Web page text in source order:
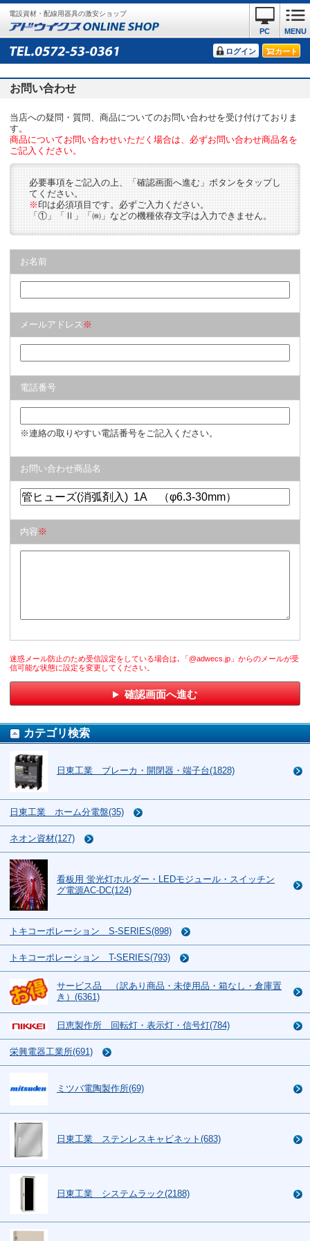
電設資材・配線用器具の激安ショップ
MENU
PC
ログイン カート
お問い合わせ
当店への疑問・質問、商品についてのお問い合わせを受け付けておりま
す。
商品についてお問い合わせいただく場合は、必ずお問い合わせ商品名を
ご記入ください。
必要事項をご記入の上、「確認画面へ進む」ボタンをタップし
てください。
※ 印は必須項目です。必ずご入力ください。
「①」「Ⅱ」「㈱」などの機種依存文字は入力できません。
お名前
メールアドレス ※
電話番号
※連絡の取りやすい電話番号をご記入ください。
お問い合わせ商品名
内容 ※
迷惑メール防止のため受信設定をしている場合は､「@adwecs.jp」からのメールが受
信可能な状態に設定を変更してください。
確認画面へ進む
カテゴリ検索
日東工業 ブレーカ・開閉器・端子台(1828)
日東工業 ホーム分電盤(35)
ネオン資材(127)
看板用 蛍光灯ホルダー・LEDモジュール・スイッチン
グ電源AC-DC(124)
トキコーポレーション S-SERIES(898)
トキコーポレーション T-SERIES(793)
サービス品 （訳あり商品・未使用品・箱なし・倉庫置
き）(6361)
日恵製作所 回転灯・表示灯・信号灯(784)
栄興電器工業所(691)
ミツバ電陶製作所(69)
日東工業 ステンレスキャビネット(683)
日東工業 システムラック(2188)